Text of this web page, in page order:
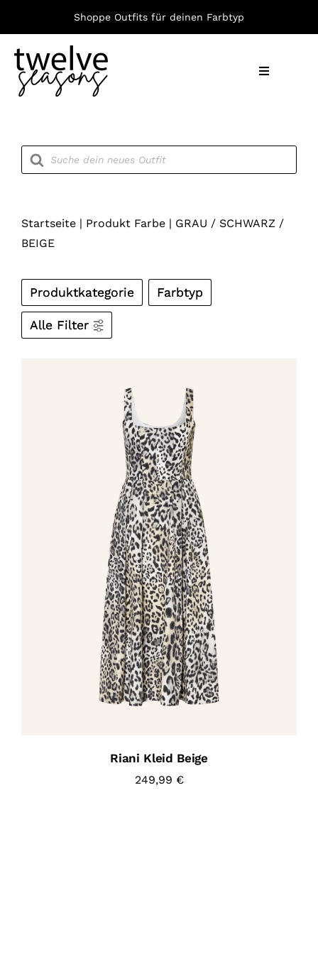
springen
Shoppe Outfits für deinen Farbtyp
Toggle
Products
search
Startseite| Produkt Farbe| GRAU / SCHWARZ /
BEIGE
Produktkategorie Farbtyp
Alle Filter
Riani Kleid Beige
249,99 €